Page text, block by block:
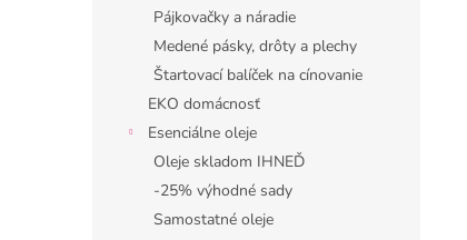
Pájkovačky a náradie
Medené pásky, drôty a plechy
Štartovací balíček na cínovanie
EKO domácnosť
Esenciálne oleje
Oleje skladom IHNEĎ
-25% výhodné sady
Samostatné oleje